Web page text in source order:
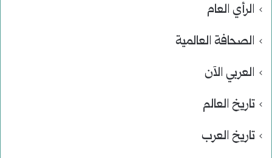
الرأي العام
الصحافة العالمية
العربي الآن
تاريخ العالم
تاريخ العرب